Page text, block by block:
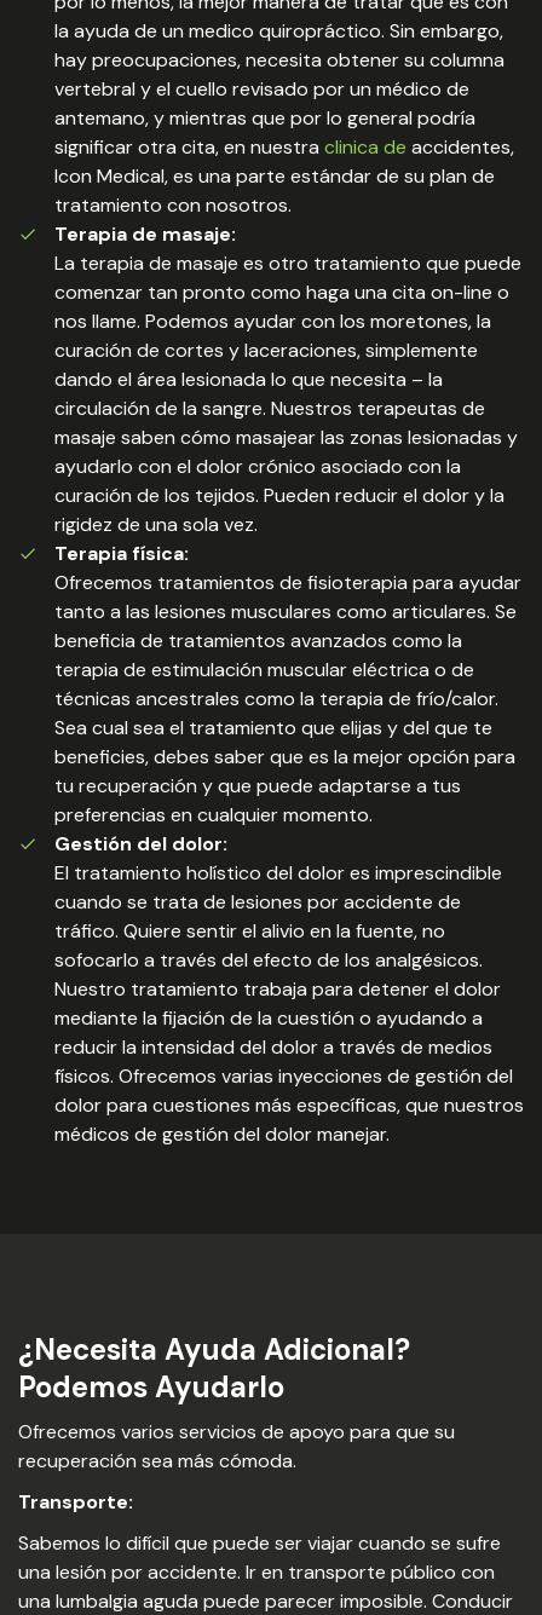
la ayuda de un medico quiropráctico. Sin embargo,
hay preocupaciones, necesita obtener su columna
vertebral y el cuello revisado por un médico de
antemano, y mientras que por lo general podría
significar otra cita, en nuestra clinica de accidentes,
Icon Medical, es una parte estándar de su plan de
tratamiento con nosotros.
Terapia de masaje:
La terapia de masaje es otro tratamiento que puede
comenzar tan pronto como haga una cita on-line o
nos llame. Podemos ayudar con los moretones, la
curación de cortes y laceraciones, simplemente
dando el área lesionada lo que necesita – la
circulación de la sangre. Nuestros terapeutas de
masaje saben cómo masajear las zonas lesionadas y
ayudarlo con el dolor crónico asociado con la
curación de los tejidos. Pueden reducir el dolor y la
rigidez de una sola vez.
Terapia física:
Ofrecemos tratamientos de fisioterapia para ayudar
tanto a las lesiones musculares como articulares. Se
beneficia de tratamientos avanzados como la
terapia de estimulación muscular eléctrica o de
técnicas ancestrales como la terapia de frío/calor.
Sea cual sea el tratamiento que elijas y del que te
beneficies, debes saber que es la mejor opción para
tu recuperación y que puede adaptarse a tus
preferencias en cualquier momento.
Gestión del dolor:
El tratamiento holístico del dolor es imprescindible
cuando se trata de lesiones por accidente de
tráfico. Quiere sentir el alivio en la fuente, no
sofocarlo a través del efecto de los analgésicos.
Nuestro tratamiento trabaja para detener el dolor
mediante la fijación de la cuestión o ayudando a
reducir la intensidad del dolor a través de medios
físicos. Ofrecemos varias inyecciones de gestión del
dolor para cuestiones más específicas, que nuestros
médicos de gestión del dolor manejar.
¿Necesita Ayuda Adicional?
Podemos Ayudarlo
Ofrecemos varios servicios de apoyo para que su
recuperación sea más cómoda.
Transporte:
Sabemos lo difícil que puede ser viajar cuando se sufre
una lesión por accidente. Ir en transporte público con
una lumbalgia aguda puede parecer imposible. Conducir